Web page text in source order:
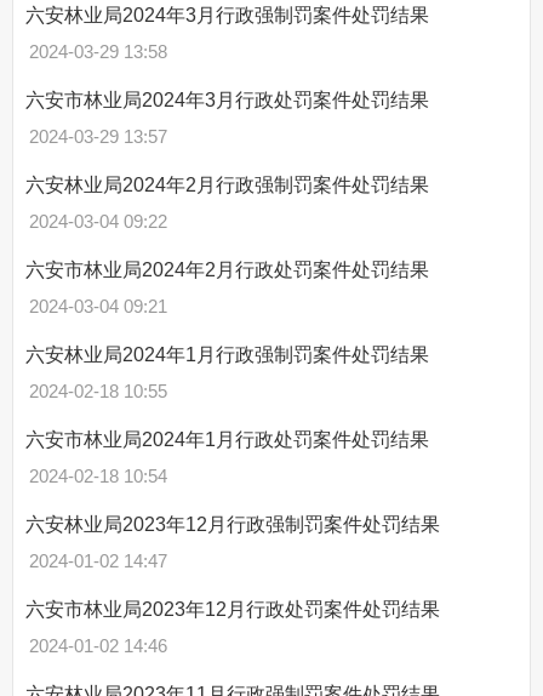
六安林业局2024年3月行政强制罚案件处罚结果
2024-03-29 13:58
六安市林业局2024年3月行政处罚案件处罚结果
2024-03-29 13:57
六安林业局2024年2月行政强制罚案件处罚结果
2024-03-04 09:22
六安市林业局2024年2月行政处罚案件处罚结果
2024-03-04 09:21
六安林业局2024年1月行政强制罚案件处罚结果
2024-02-18 10:55
六安市林业局2024年1月行政处罚案件处罚结果
2024-02-18 10:54
六安林业局2023年12月行政强制罚案件处罚结果
2024-01-02 14:47
六安市林业局2023年12月行政处罚案件处罚结果
2024-01-02 14:46